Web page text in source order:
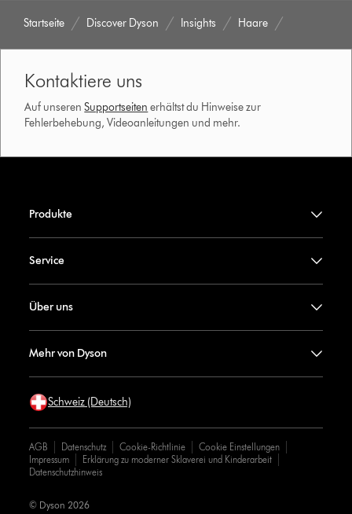
Startseite Discover Dyson Insights Haare
Kontaktiere uns
Auf unserenSupportseiten erhältst du Hinweise zur
Fehlerbehebung, Videoanleitungen und mehr.
Produkte
Service
Über uns
Mehr von Dyson
Schweiz (Deutsch)
AGB Datenschutz Cookie-Richtlinie
Cookie Einstellungen
Impressum
Erklärung zu moderner Sklaverei und Kinderarbeit
Datenschutzhinweis
© Dyson 2026